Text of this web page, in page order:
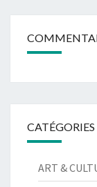
CATÉGORIES
ART &